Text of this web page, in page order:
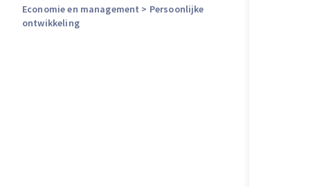
Economie en management > Persoonlijke
ontwikkeling